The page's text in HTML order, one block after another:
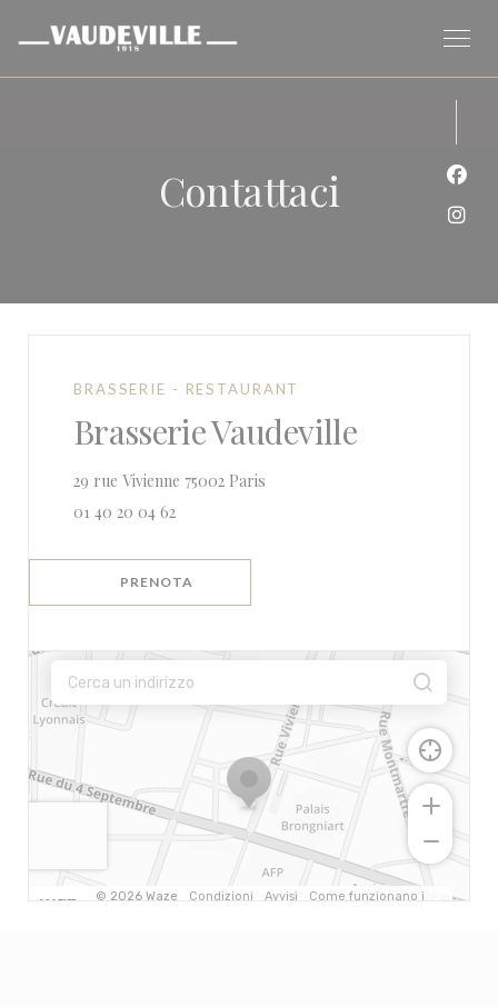
Contattaci
BRASSERIE - RESTAURANT
Brasserie Vaudeville
29 rue Vivienne 75002 Paris
01 40 20 04 62
PRENOTA